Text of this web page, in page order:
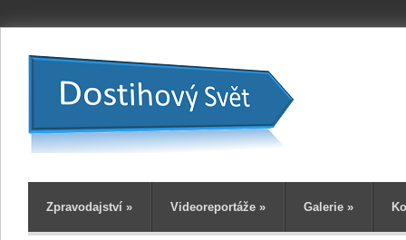
Zpravodajství » Videoreportáže » Galerie »